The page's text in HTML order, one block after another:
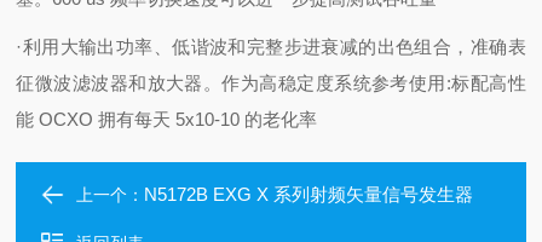
·利用大输出功率、低谐波和完整步进衰减的出色组合，准确表
征微波滤波器和放大器。作为高稳定度系统参考使用:标配高性
能 OCXO 拥有每天 5x10-10 的老化率
上一个： N5172B EXG X 系列射频矢量信号发生器